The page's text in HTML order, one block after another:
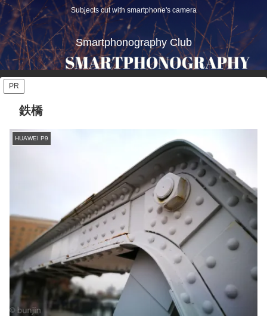
Subjects cut with smartphone's camera
Smartphonography Club
PR
鉄橋
HUAWEI P9